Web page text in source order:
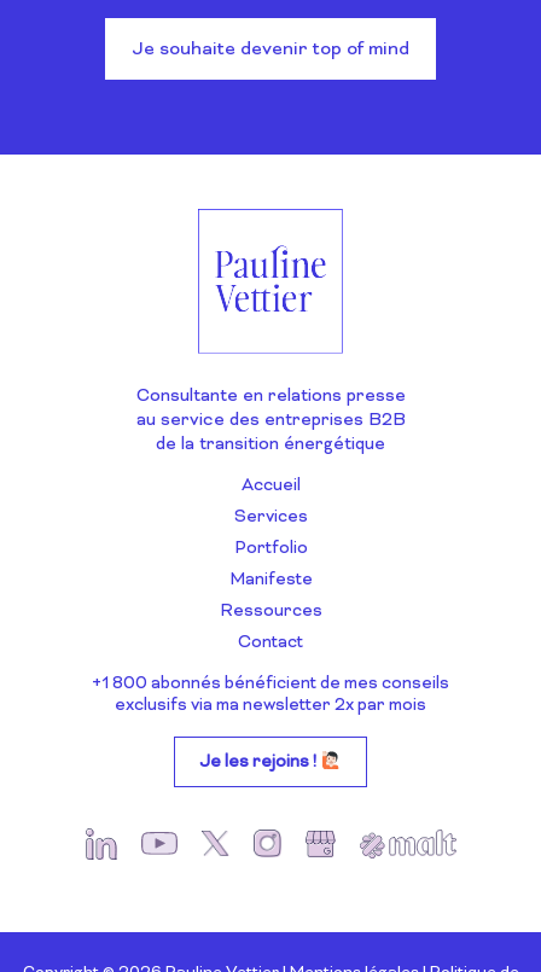
Je souhaite devenir top of mind
Consultante en relations presse
au service des entreprises B2B
de la transition énergétique
Accueil
Services
Portfolio
Manifeste
Ressources
Contact
+1 800 abonnés bénéficient de mes conseils
exclusifs via ma newsletter 2x par mois
Je les rejoins !